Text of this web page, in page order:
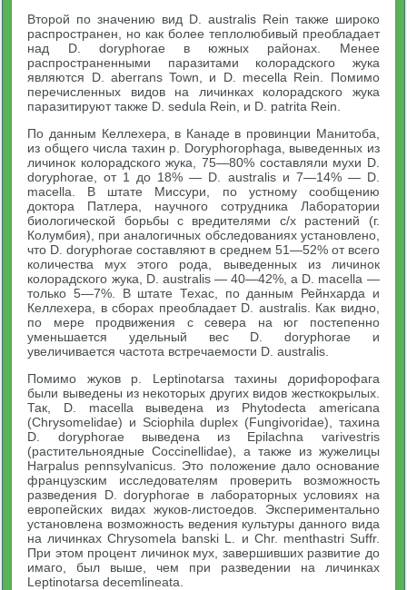
Второй по значению вид D. australis Rein также широко
распространен, но как более теплолюбивый преобладает
над D. doryphorae в южных районах. Менее
распространенными паразитами колорадского жука
являются D. aberrans Town, и D. mecella Rein. Помимо
перечисленных видов на личинках колорадского жука
паразитируют также D. sedula Rein, и D. patrita Rein.
По данным Келлехера, в Канаде в провинции Манитоба,
из общего числа тахин p. Doryphorophaga, выведенных из
личинок колорадского жука, 75—80% составляли мухи D.
doryphorae, от 1 до 18% — D. australis и 7—14% — D.
macella. В штате Миссури, по устному сообщению
доктора Патлера, научного сотрудника Лаборатории
биологической борьбы с вредителями с/х растений (г.
Колумбия), при аналогичных обследованиях установлено,
что D. doryphorae составляют в среднем 51—52% от всего
количества мух этого рода, выведенных из личинок
колорадского жука, D. australis — 40—42%, a D. macella —
только 5—7%. В штате Техас, по данным Рейнхарда и
Келлехера, в сборах преобладает D. australis. Как видно,
по мере продвижения с севера на юг постепенно
уменьшается удельный вес D. doryphorae и
увеличивается частота встречаемости D. australis.
Помимо жуков p. Leptinotarsa тахины дорифорофага
были выведены из некоторых других видов жесткокрылых.
Так, D. macella выведена из Phytodecta americana
(Chrysomelidae) и Sciophila duplex (Fungivoridae), тахина
D. doryphorae выведена из Epilachna varivestris
(растительноядные Coccinellidae), а также из жужелицы
Harpalus pennsylvanicus. Это положение дало основание
французским исследователям проверить возможность
разведения D. doryphorae в лабораторных условиях на
европейских видах жуков-листоедов. Экспериментально
установлена возможность ведения культуры данного вида
на личинках Chrysomela banski L. и Chr. menthastri Suffr.
При этом процент личинок мух, завершивших развитие до
имаго, был выше, чем при разведении на личинках
Leptinotarsa decemlineata.